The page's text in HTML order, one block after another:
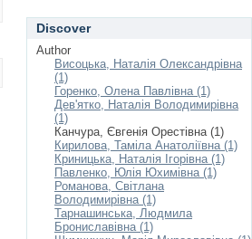
Discover
Author
Висоцька, Наталія Олександрівна
(1)
Горенко, Олена Павлівна (1)
Дев'ятко, Наталія Володимирівна
(1)
Канчура, Євгенія Орестівна (1)
Кирилова, Таміла Анатоліївна (1)
Криницька, Наталія Ігорівна (1)
Павленко, Юлія Юхимівна (1)
Романова, Світлана
Володимирівна (1)
Тарнашинська, Людмила
Брониславівна (1)